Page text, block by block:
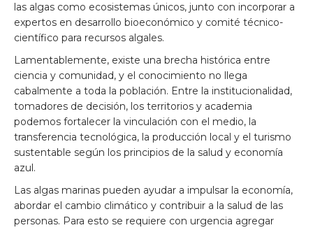
las algas como ecosistemas únicos, junto con incorporar a
expertos en desarrollo bioeconómico y comité técnico-
científico para recursos algales.
Lamentablemente, existe una brecha histórica entre
ciencia y comunidad, y el conocimiento no llega
cabalmente a toda la población. Entre la institucionalidad,
tomadores de decisión, los territorios y academia
podemos fortalecer la vinculación con el medio, la
transferencia tecnológica, la producción local y el turismo
sustentable según los principios de la salud y economía
azul.
Las algas marinas pueden ayudar a impulsar la economía,
abordar el cambio climático y contribuir a la salud de las
personas. Para esto se requiere con urgencia agregar